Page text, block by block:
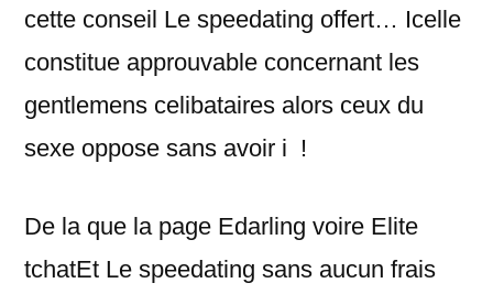
cette conseil Le speedating offert… Icelle
constitue approuvable concernant les
gentlemens celibataires alors ceux du
sexe oppose sans avoir i !
De la que la page Edarling voire Elite
tchatEt Le speedating sans aucun frais